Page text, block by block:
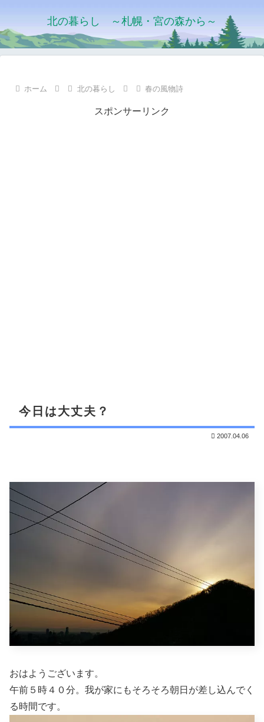
北の暮らし ～札幌・宮の森から～
ホーム 北の暮らし 春の風物詩
スポンサーリンク
今日は大丈夫？
2007.04.06
おはようございます。
午前５時４０分。我が家にもそろそろ朝日が差し込んでく
る時間です。